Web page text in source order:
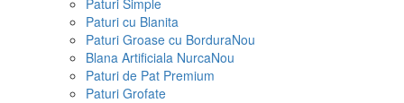
Paturi Simple
Paturi cu Blanita
Paturi Groase cu BorduraNou
Blana Artificiala NurcaNou
Paturi de Pat Premium
Paturi Grofate